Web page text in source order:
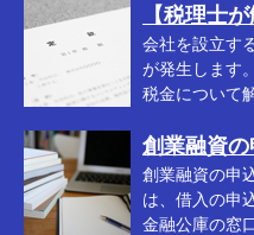
【税理士
会社を設立す
が発生します
税金について
創業融資
創業融資の申
は、借入の申
金融公庫の窓